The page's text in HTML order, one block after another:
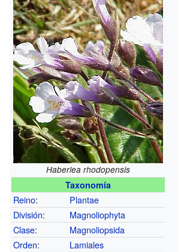
Haberlea rhodopensis
Taxonomía
Reino:
Plantae
División:
Magnoliophyta
Clase:
Magnoliopsida
Orden:
Lamiales